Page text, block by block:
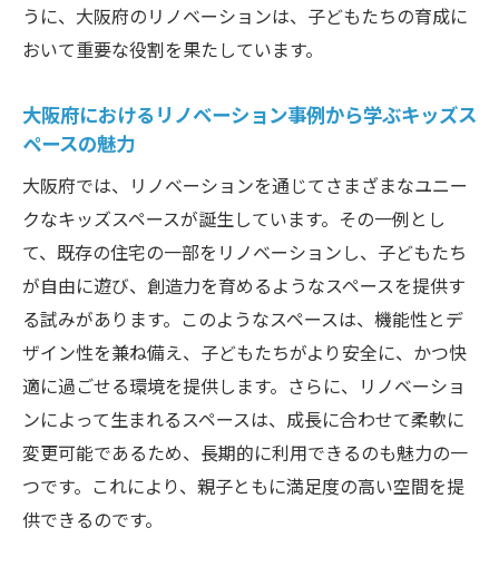
大阪府のリノベーション事例から学ぶ創造
的な遊び場
の効果
ベーションアイデア大阪府編
大阪府でのリノベーションが実現する安全
な遊び場
リノベーションで確保する大阪府の安全性
と遊び心
大阪府のリノベーションで重視される安全
設計のポイント
安全と楽しさを両立する大阪府のリノベー
ションの工夫
大阪府でのリノベーションにおける安全性
うに、大阪府のリノベーションは、子どもたちの育成に
おいて重要な役割を果たしています。
大阪府におけるリノベーション事例から学ぶキッズス
ペースの魅力
大阪府では、リノベーションを通じてさまざまなユニー
クなキッズスペースが誕生しています。その一例とし
て、既存の住宅の一部をリノベーションし、子どもたち
が自由に遊び、創造力を育めるようなスペースを提供す
る試みがあります。このようなスペースは、機能性とデ
ザイン性を兼ね備え、子どもたちがより安全に、かつ快
適に過ごせる環境を提供します。さらに、リノベーショ
ンによって生まれるスペースは、成長に合わせて柔軟に
変更可能であるため、長期的に利用できるのも魅力の一
つです。これにより、親子ともに満足度の高い空間を提
供できるのです。